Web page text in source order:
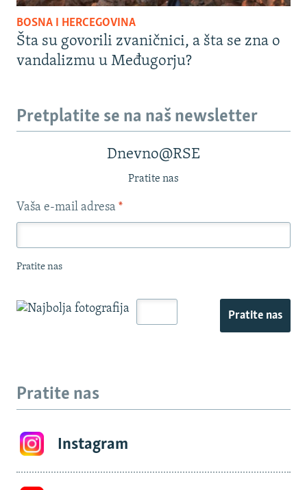
BOSNA I HERCEGOVINA
Šta su govorili zvaničnici, a šta se zna o
vandalizmu u Međugorju?
Pretplatite se na naš newsletter
Dnevno@RSE
Pratite nas
Vaša e-mail adresa *
Pratite nas
Pratite nas
Pratite nas
Instagram